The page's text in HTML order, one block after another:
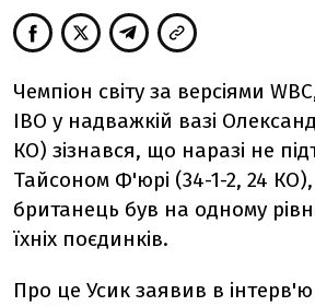
Чемпіон світу за версіями
IBO у надважкій вазі
КО) зізнався, що наразі не
Тайсоном Ф'юрі (34-1-2, 24
британець був на одному
їхніх поєдинків.
Про це Усик заявив в